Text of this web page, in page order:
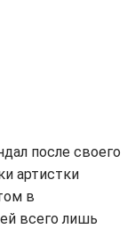
после своего
артистки
в
всего лишь